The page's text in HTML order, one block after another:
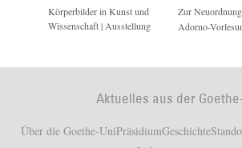
Körperbilder in Kunst und
Wissenschaft | Ausstellung
Zur
Adorno-
Aktuelles aus der
Über die Goethe-UniPräsidiumGeschichte